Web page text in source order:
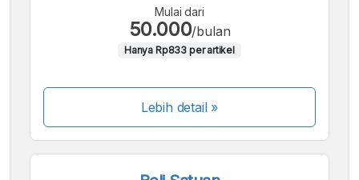
Mulai dari
50.000/bulan
Hanya Rp833 per artikel
Lebih detail »